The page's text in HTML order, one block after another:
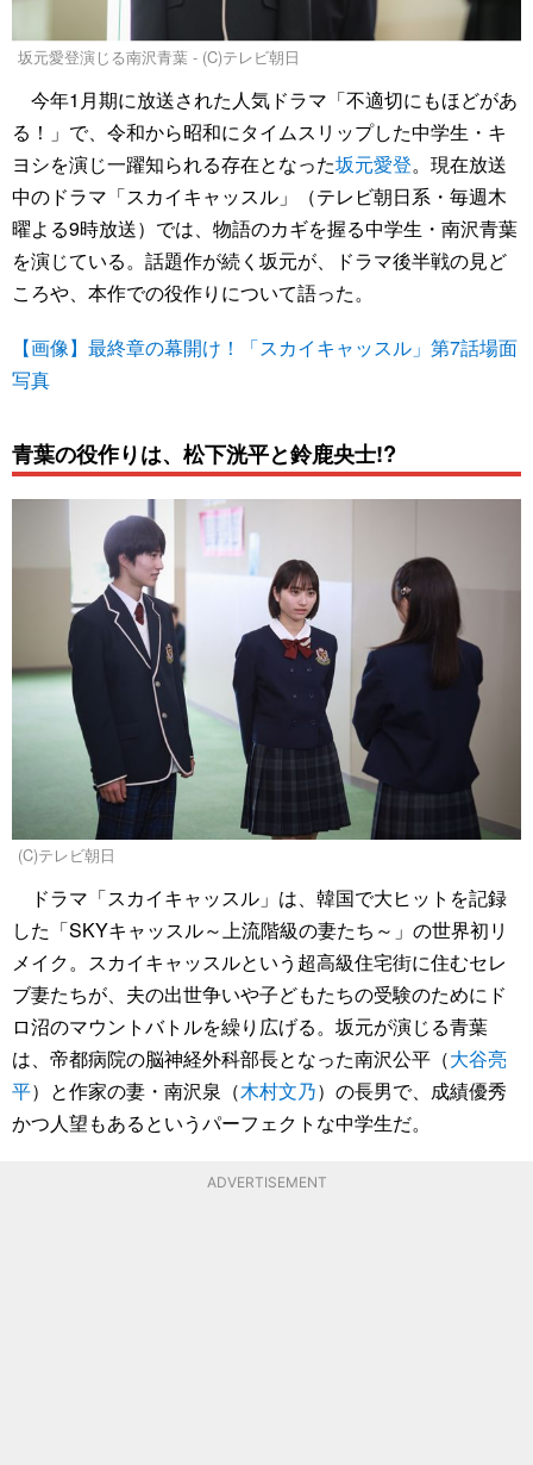
坂元愛登演じる南沢青葉 - (C)テレビ朝日
今年1月期に放送された人気ドラマ「不適切にもほどがあ
る！」で、令和から昭和にタイムスリップした中学生・キ
ヨシを演じ一躍知られる存在となった坂元愛登。現在放送
中のドラマ「スカイキャッスル」（テレビ朝日系・毎週木
曜よる9時放送）では、物語のカギを握る中学生・南沢青葉
を演じている。話題作が続く坂元が、ドラマ後半戦の見ど
ころや、本作での役作りについて語った。
【画像】最終章の幕開け！「スカイキャッスル」第7話場面
写真
青葉の役作りは、松下洸平と鈴鹿央士!?
(C)テレビ朝日
ドラマ「スカイキャッスル」は、韓国で大ヒットを記録
した「SKYキャッスル～上流階級の妻たち～」の世界初リ
メイク。スカイキャッスルという超高級住宅街に住むセレ
ブ妻たちが、夫の出世争いや子どもたちの受験のためにド
ロ沼のマウントバトルを繰り広げる。坂元が演じる青葉
は、帝都病院の脳神経外科部長となった南沢公平（大谷亮
平）と作家の妻・南沢泉（木村文乃）の長男で、成績優秀
かつ人望もあるというパーフェクトな中学生だ。
ADVERTISEMENT